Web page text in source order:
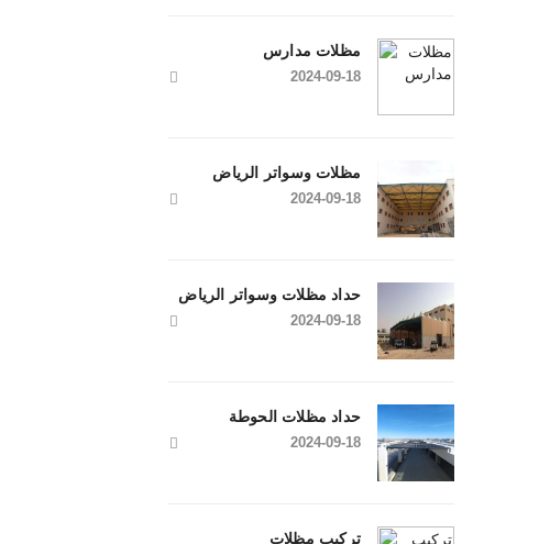
مظلات مدارس
2024-09-18
مظلات وسواتر الرياض
2024-09-18
حداد مظلات وسواتر الرياض
2024-09-18
حداد مظلات الحوطة
2024-09-18
تركيب مظلات